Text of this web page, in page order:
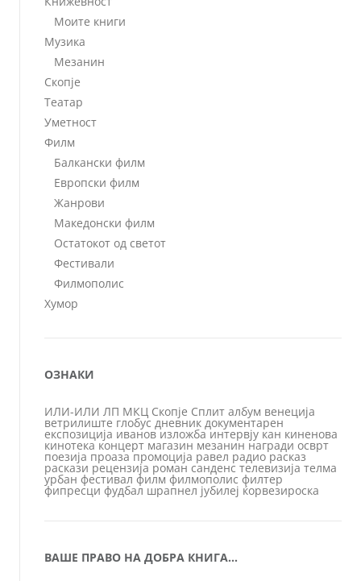
Моите книги
Музика
Мезанин
Скопје
Театар
Уметност
Филм
Балкански филм
Европски филм
Жанрови
Македонски филм
Остатокот од светот
Фестивали
Филмополис
Хумор
ОЗНАКИ
ИЛИ-ИЛИ ЛП МКЦ Скопје Сплит албум венеција
ветрилиште глобус дневник документарен
експозиција иванов изложба интервју кан киненова
кинотека концерт магазин мезанин награди осврт
поезија проаза промоција равел радио расказ
раскази рецензија роман санденс телевизија телма
урбан фестивал филм филмополис филтер
фипресци фудбал шрапнел јубилеј ќорвезироска
ВАШЕ ПРАВО НА ДОБРА КНИГА…